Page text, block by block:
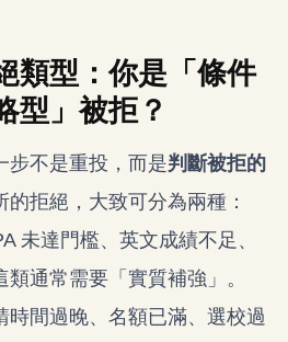
類型：你是「條件
型」被拒？
步不是重投，而是判斷被拒的
的拒絕，大致可分為兩種：
未達門檻、英文成績不足、
通常需要「實質補強」。
時間過晚、名額已滿、選校過